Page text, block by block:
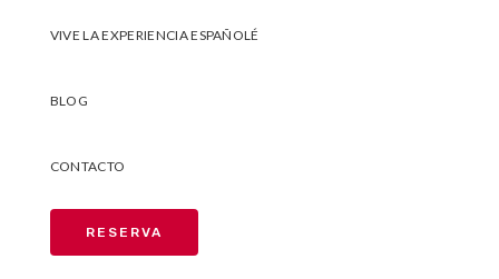
VIVE LA EXPERIENCIA ESPAÑOLÉ
BLOG
CONTACTO
RESERVA